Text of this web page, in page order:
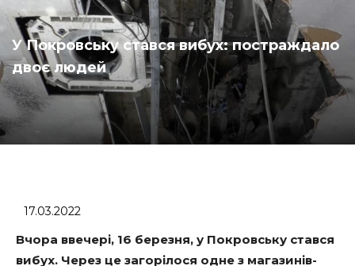
У Покровську стався вибух: постраждало
двоє людей
17.03.2022
Вчора ввечері, 16 березня, у Покровську стався
вибух. Через це загорілося одне з магазинів-